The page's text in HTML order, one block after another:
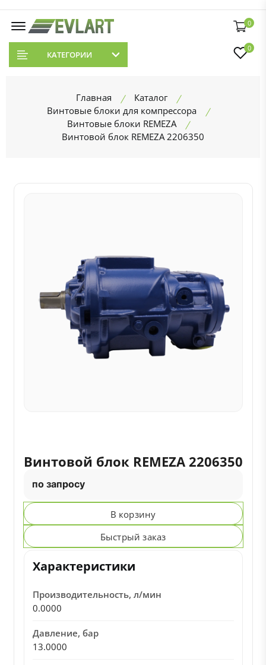
0
КАТЕГОРИИ
0
Главная
Каталог
Винтовые блоки для компрессора
Винтовые блоки REMEZA
Винтовой блок REMEZA 2206350
Винтовой блок REMEZA 2206350
по запросу
В корзину
Быстрый заказ
Характеристики
Производительность, л/мин
0.0000
Давление, бар
13.0000